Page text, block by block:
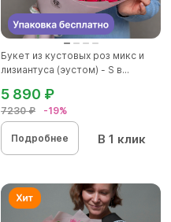
Букет из кустовых роз микс и
лизиантуса (эустом) - S в...
7230 ₽ -19%
5 890 ₽
Подробнее В 1 клик